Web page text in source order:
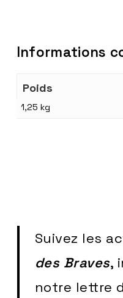
Informations
Poids
1,25 kg
Suivez les
des Braves,
notre lettre